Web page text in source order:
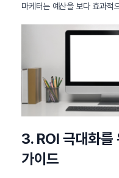
마케터는 예산을 보다 효과적
3. ROI 극대화를
가이드